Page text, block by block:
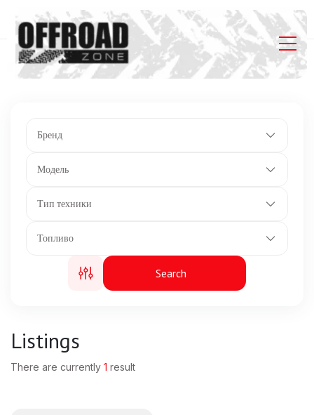
Главная Listings Грузоподъемность 454 кг.
Бренд
Модель
Тип техники
Топливо
Search
Listings
There are currently 1 result